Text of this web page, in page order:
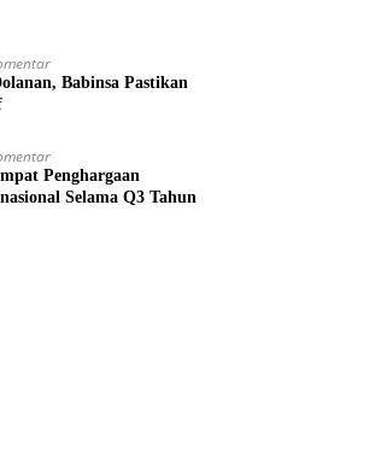
Babinsa Pastikan
Penghargaan
Selama Q3 Tahun